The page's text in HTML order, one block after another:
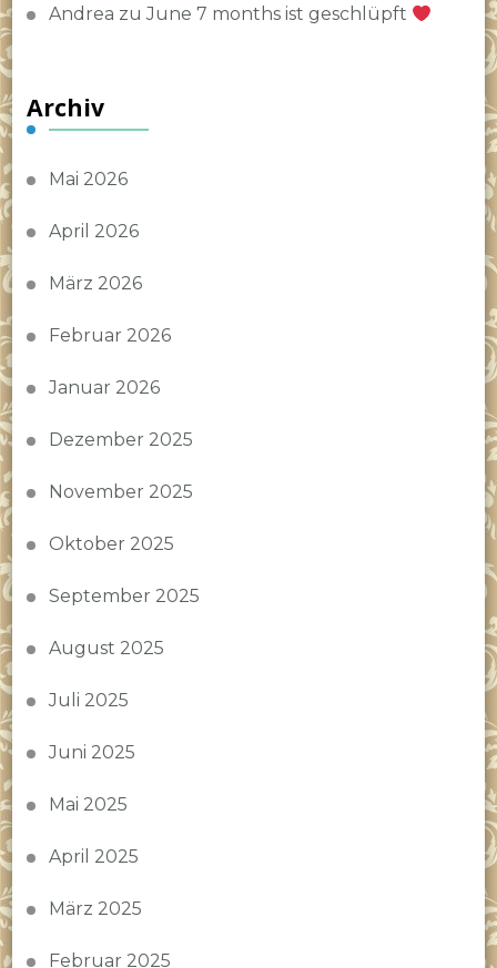
Andrea zuJune 7 months ist geschlüpft
Archiv
Mai 2026
April 2026
März 2026
Februar 2026
Januar 2026
Dezember 2025
November 2025
Oktober 2025
September 2025
August 2025
Juli 2025
Juni 2025
Mai 2025
April 2025
März 2025
Februar 2025